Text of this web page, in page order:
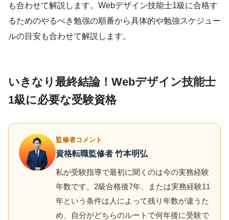
も合わせて解説します。Webデザイン技能士1級に合格す
るためのやるべき勉強の順番から具体的や勉強スケジュー
ルの目安も合わせて解説します。
いきなり最終結論！Webデザイン技能士
1級に必要な受験資格
監修者コメント
資格転職監修者 竹本明弘
私が受験指導で最初に聞くのは今の実務経験
年数です。2級合格後7年、または実務経験11
年という条件は人によって残り年数が違うた
め、自分がどちらのルートで何年後に受験で